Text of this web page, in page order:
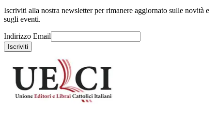
Iscriviti alla nostra newsletter per rimanere aggiornato sulle novità e
sugli eventi.
Indirizzo Email
Iscriviti